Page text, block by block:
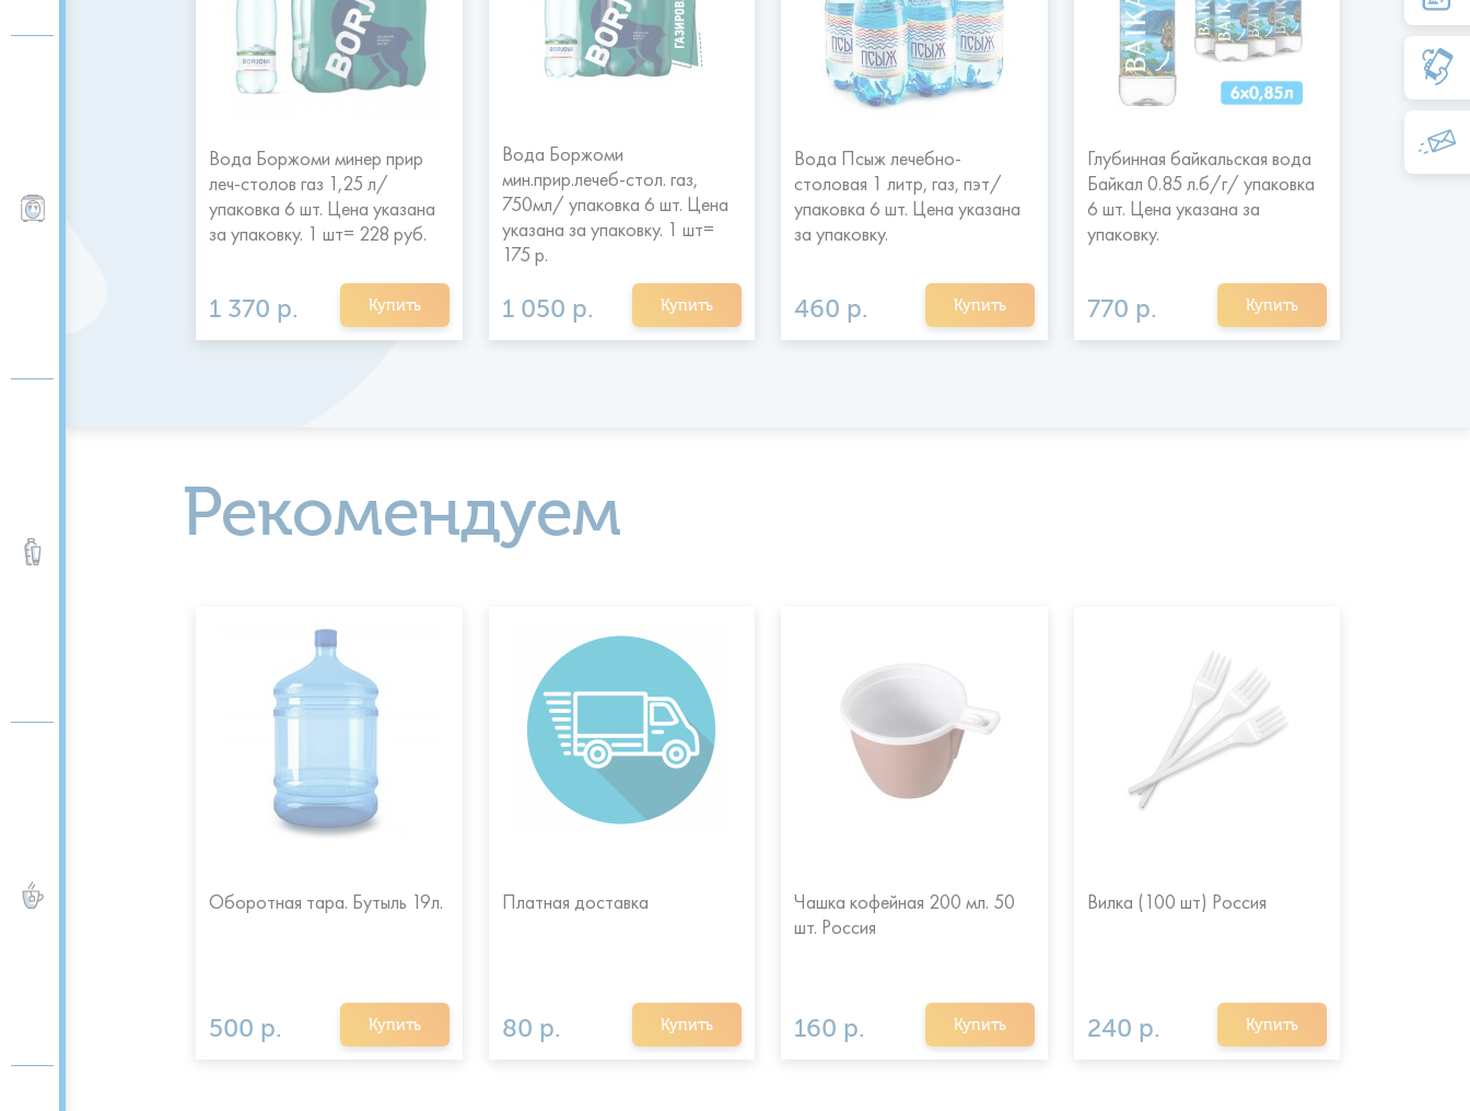
Пурифайеры, фильтры
Вода питьевая и
за упаковку
Вода Боржоми минер прир
леч-столов газ 1,25 л/
упаковка 6 шт. Цена указана
за упаковку. 1 шт= 228 руб.
1 370 р. Купить
Вода Боржоми
мин.прир.лечеб-стол. газ,
750мл/ упаковка 6 шт. Цена
указана за упаковку. 1 шт=
175 р.
1 050 р. Купить
Вода Псыж лечебно-
столовая 1 литр, газ, пэт/
упаковка 6 шт. Цена указана
460 р. Купить
Глубинная байкальская вода
Байкал 0.85 л.б/г/ упаковка
6 шт. Цена указана за
770 р. Купить
Рекомендуем
с ручками Оборотная тара. Бутыль 19л.
500 р. Купить
Платная доставка
80 р. Купить
Чашка кофейная 200 мл. 50
шт. Россия
160 р. Купить
Вилка (100 шт) Россия
240 р. Купить